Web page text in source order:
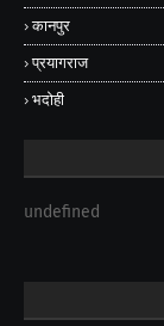
कानपुर
प्रयागराज
भदोही
undefined